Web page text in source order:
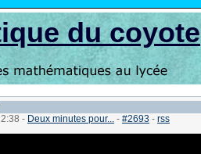
du coyote
- Deux minutes pour... - #2693 - rss